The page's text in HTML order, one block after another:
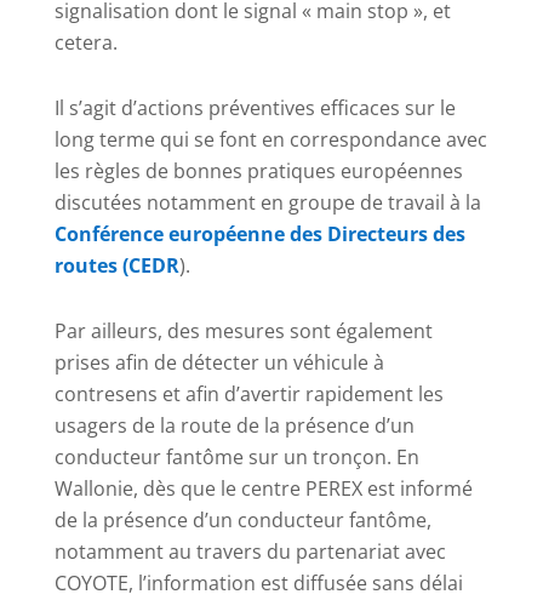
signalisation dont le signal « main stop », et
cetera.
Il s’agit d’actions préventives efficaces sur le
long terme qui se font en correspondance avec
les règles de bonnes pratiques européennes
discutées notamment en groupe de travail à la
Conférence européenne des Directeurs des
routes (CEDR).
Par ailleurs, des mesures sont également
prises afin de détecter un véhicule à
contresens et afin d’avertir rapidement les
usagers de la route de la présence d’un
conducteur fantôme sur un tronçon. En
Wallonie, dès que le centre PEREX est informé
de la présence d’un conducteur fantôme,
notamment au travers du partenariat avec
COYOTE, l’information est diffusée sans délai